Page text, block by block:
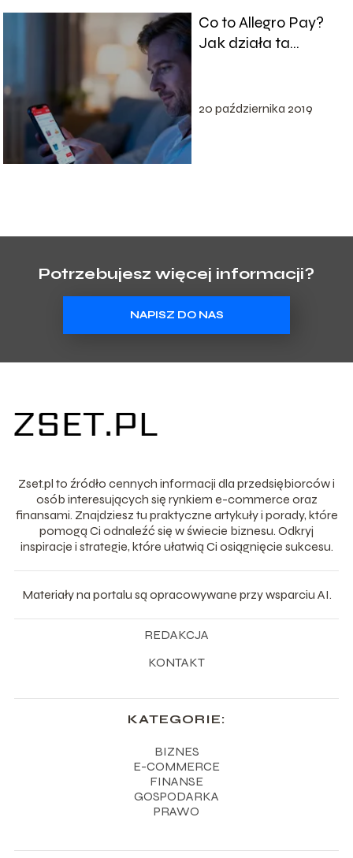
Co to Allegro Pay?
Jak działa ta
20 października 2019
Potrzebujesz więcej informacji?
NAPISZ DO NAS
Zset.pl to źródło cennych informacji dla przedsiębiorców i
osób interesujących się rynkiem e-commerce oraz
finansami. Znajdziesz tu praktyczne artykuły i porady, które
pomogą Ci odnaleźć się w świecie biznesu. Odkryj
inspiracje i strategie, które ułatwią Ci osiągnięcie sukcesu.
Materiały na portalu są opracowywane przy wsparciu AI.
REDAKCJA
KONTAKT
KATEGORIE:
BIZNES
E-COMMERCE
FINANSE
GOSPODARKA
PRAWO